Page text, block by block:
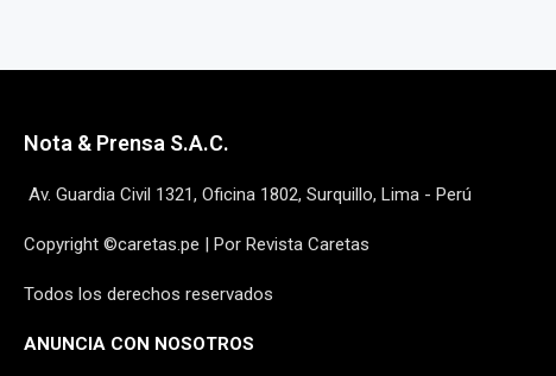
Nota & Prensa S.A.C.
Av. Guardia Civil 1321, Oficina 1802, Surquillo, Lima - Perú
Copyright ©caretas.pe | Por Revista Caretas
Todos los derechos reservados
ANUNCIA CON NOSOTROS